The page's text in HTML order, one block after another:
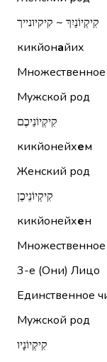
קִיקְיוֹנַיִךְ ~ קיקיונייך
кикйонайих
Множественное
Мужской род
קִיקְיוֹנֵיכֶם
кикйонейхем
Женский род
קִיקְיוֹנֵיכֶן
кикйонейхен
Множественное
3-е (Они) Лицо
Единственное
Мужской род
קִיקְיוֹנָיו